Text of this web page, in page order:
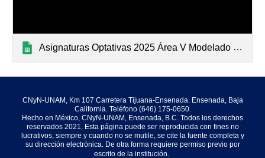
Asignaturas Optativas 2025 Área V Modelado e Inteligencia Artificial
CNyN-UNAM, Km 107 Carretera Tijuana-Ensenada. Ensenada, Baja
California. Teléfono (646) 175-0650.
Hecho en México, CNyN-UNAM, Ensenada, B.C. Todos los derechos
reservados 2021. Esta página puede ser reproducida con fines no
lucrativos, siempre y cuando no se mutile, se cite la fuente completa y
su dirección electrónica. De otra forma requiere permiso previo por
escrito de la institución.